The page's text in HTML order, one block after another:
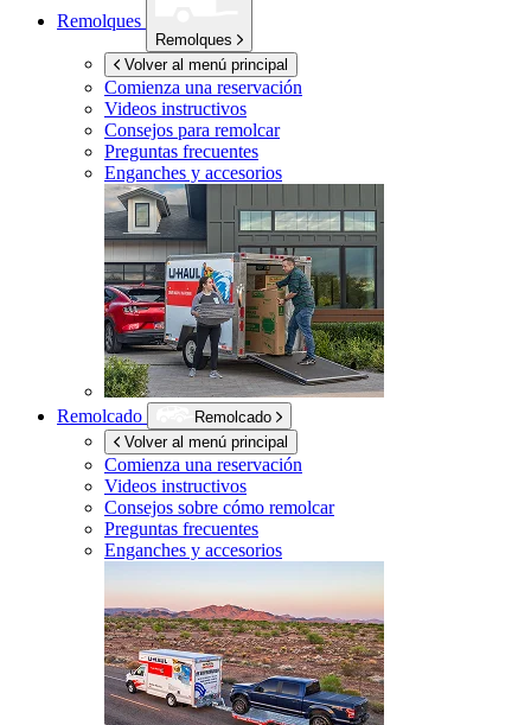
Remolques
Remolques
Volver al menú principal
Comienza una reservación
Videos instructivos
Consejos para remolcar
Preguntas frecuentes
Enganches y accesorios
Remolcado
Remolcado
Volver al menú principal
Comienza una reservación
Videos instructivos
Consejos sobre cómo remolcar
Preguntas frecuentes
Enganches y accesorios